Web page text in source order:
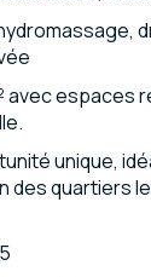
avec espaces
unique,
des quartiers